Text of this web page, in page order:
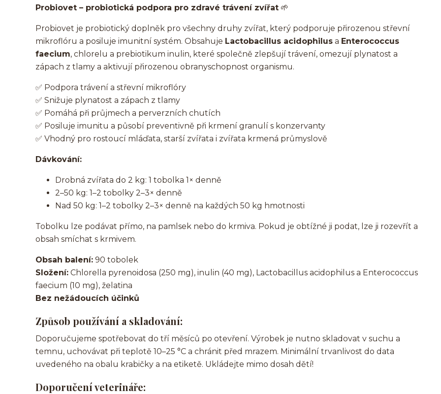
Probiovet – probiotická podpora pro zdravé trávení zvířat 🌱
Probiovet je probiotický doplněk pro všechny druhy zvířat, který podporuje přirozenou střevní
mikroflóru a posiluje imunitní systém. Obsahuje Lactobacillus acidophilus a Enterococcus
faecium, chlorelu a prebiotikum inulin, které společně zlepšují trávení, omezují plynatost a
zápach z tlamy a aktivují přirozenou obranyschopnost organismu.
✅ Podpora trávení a střevní mikroflóry
✅ Snižuje plynatost a zápach z tlamy
✅ Pomáhá při průjmech a perverzních chutích
✅ Posiluje imunitu a působí preventivně při krmení granulí s konzervanty
✅ Vhodný pro rostoucí mláďata, starší zvířata i zvířata krmená průmyslově
Dávkování:
Drobná zvířata do 2 kg: 1 tobolka 1× denně
2–50 kg: 1–2 tobolky 2–3× denně
Nad 50 kg: 1–2 tobolky 2–3× denně na každých 50 kg hmotnosti
Tobolku lze podávat přímo, na pamlsek nebo do krmiva. Pokud je obtížné ji podat, lze ji rozevřít a
obsah smíchat s krmivem.
Obsah balení: 90 tobolek
Složení: Chlorella pyrenoidosa (250 mg), inulin (40 mg), Lactobacillus acidophilus a Enterococcus
faecium (10 mg), želatina
Bez nežádoucích účinků
Způsob používání a skladování:
Doporučujeme spotřebovat do tří měsíců po otevření. Výrobek je nutno skladovat v suchu a
temnu, uchovávat při teplotě 10–25 °C a chránit před mrazem. Minimální trvanlivost do data
uvedeného na obalu krabičky a na etiketě. Ukládejte mimo dosah dětí!
Doporučení veterináře: